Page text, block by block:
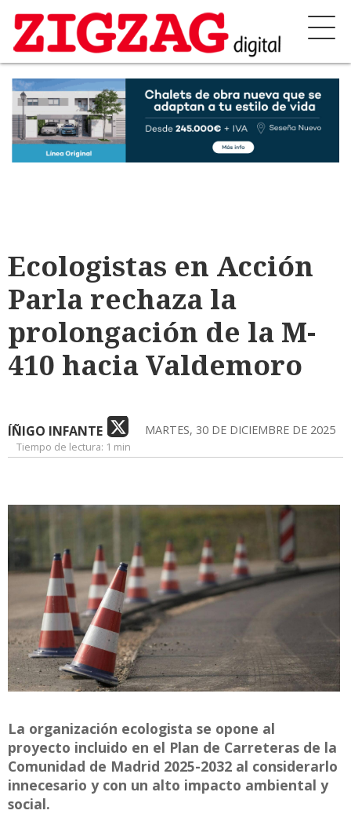
Ecologistas en Acción
Parla rechaza la
prolongación de la M-
410 hacia Valdemoro
ÍÑIGO INFANTE MARTES, 30 DE DICIEMBRE DE 2025
Tiempo de lectura: 1 min
La organización ecologista se opone al
proyecto incluido en el Plan de Carreteras de la
Comunidad de Madrid 2025-2032 al considerarlo
innecesario y con un alto impacto ambiental y
social.